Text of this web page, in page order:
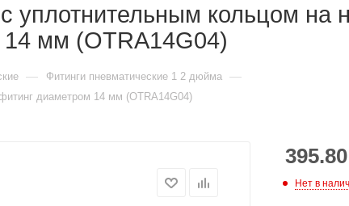
уплотнительным кольцом на
14 мм (OTRA14G04)
— Фитинги пневматические 1 2 дюйма —
диаметром 14 мм (OTRA14G04)
395.80
Нет в